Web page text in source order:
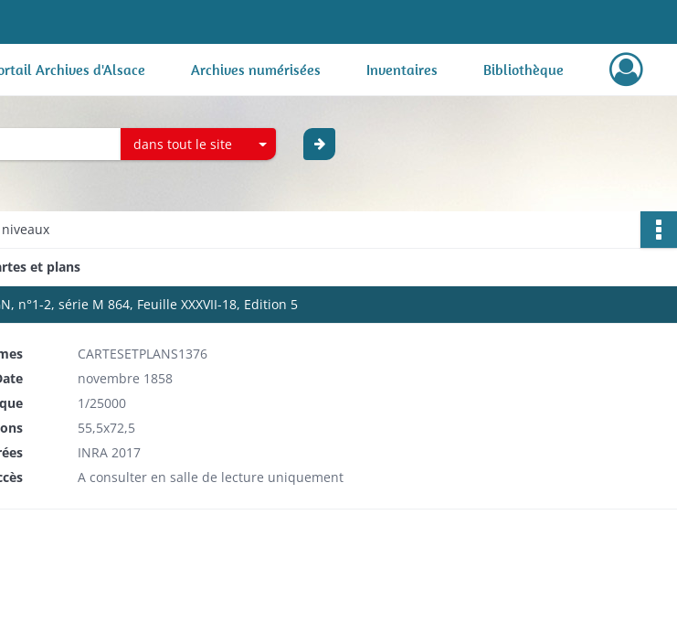
Archives d'Alsace Archives numérisées Inventaires Bibliothèque
dans tout le site
et plans
n°1-2, série M 864, Feuille XXXVII-18, Edition 5
CARTESETPLANS1376
novembre 1858
1/25000
55,5x72,5
INRA 2017
A consulter en salle de lecture uniquement​